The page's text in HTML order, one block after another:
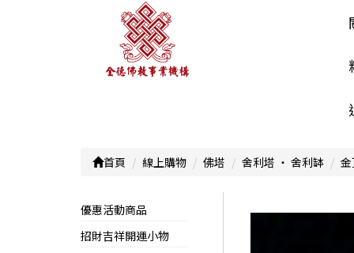
首頁 線上購物 佛塔 舍利塔 ‧ 舍利缽
優惠活動商品
招財吉祥開運小物